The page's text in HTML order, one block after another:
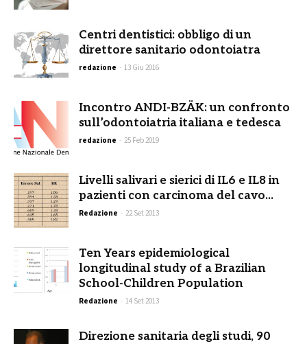
Centri dentistici: obbligo di un
direttore sanitario odontoiatra
redazione - 13 Giu 2016
Incontro ANDI-BZÄK: un confronto
sull’odontoiatria italiana e tedesca
redazione - 25 Feb 2019
Livelli salivari e sierici di IL6 e IL8 in
pazienti con carcinoma del cavo...
Redazione - 22 Set 2013
Ten Years epidemiological
longitudinal study of a Brazilian
School-Children Population
Redazione - 14 Set 2013
Direzione sanitaria degli studi, 90